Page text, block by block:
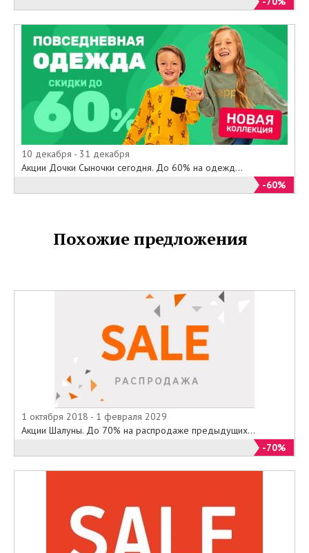
10 декабря - 31 декабря
Акции Дочки Сыночки сегодня. До 60% на одежд...
-60%
Похожие предложения
1 октября 2018 - 1 февраля 2029
Акции Шалуны. До 70% на распродаже предыдущих...
-70%